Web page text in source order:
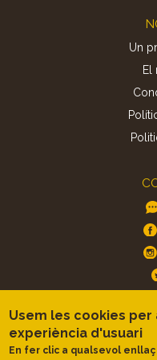
Un
El
Usem les cookies
experiència d'usuari
En fer clic a qualsevol